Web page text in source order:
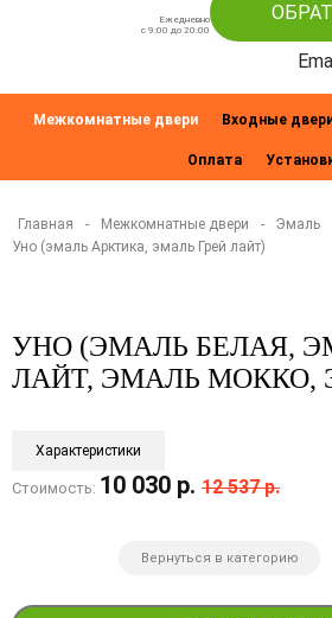
Ежедневно
c 9:00 до 20:00
Межкомнатные двери Входные
Оплата
Главная - Межкомнатные двери - Эмаль
Уно (эмаль Арктика, эмаль Грей лайт)
УНО (ЭМАЛЬ БЕЛАЯ,
ЛАЙТ, ЭМАЛЬ МОККО,
Характеристики
Стоимость: 10 030 р. 12 537 р.
Вернуться в категорию